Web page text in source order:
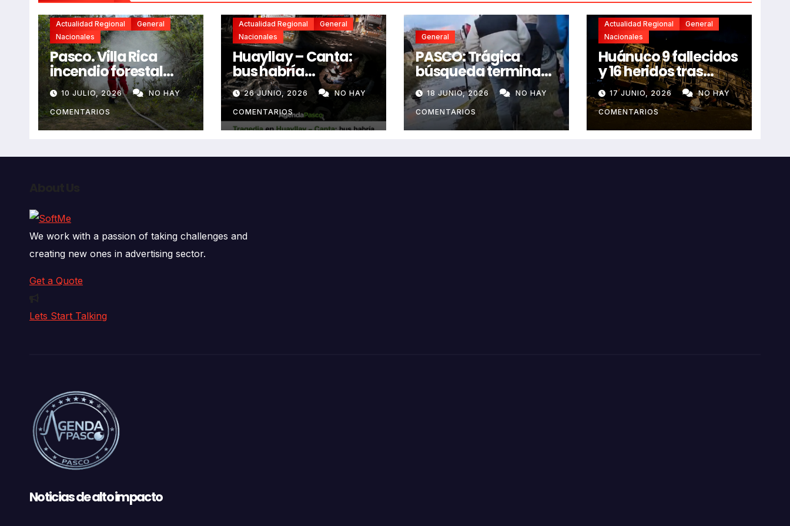
Actualidad Regional
General
Nacionales
Pasco. Villa Rica
incendio forestal
extremo deja dos
fallecidos y heridos
10 JULIO, 2026 NO HAY
COMENTARIOS
Actualidad Regional
General
Nacionales
Huayllay – Canta:
bus habría
resbalado por aceite
en la vía e impactó
auto siniestrado
dejando dos
26 JUNIO, 2026 NO HAY
COMENTARIOS
General
PASCO: Trágica
búsqueda termina
con hallazgo de
joven sin vida en
Rancas
18 JUNIO, 2026 NO HAY
COMENTARIOS
Actualidad Regional
General
Nacionales
Huánuco 9 fallecidos
y 16 heridos tras
horroroso despiste
de bus Real Chancas
que impactó contra
vivienda
17 JUNIO, 2026 NO HAY
COMENTARIOS
We work with a passion of taking challenges and
creating new ones in advertising sector.
Get a Quote
Lets Start Talking
Noticias de alto impacto